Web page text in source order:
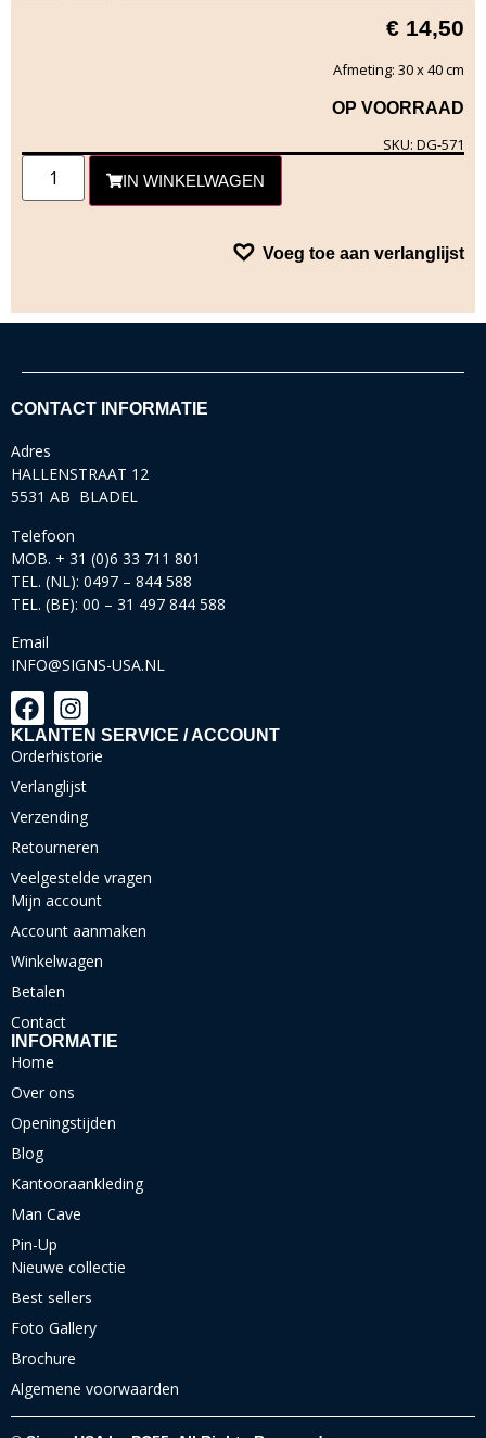
€ 14,50
Afmeting: 30 x 40 cm
OP VOORRAAD
SKU: DG-571
IN WINKELWAGEN
Voeg toe aan verlanglijst
CONTACT INFORMATIE
Adres
HALLENSTRAAT 12
5531 AB BLADEL
Telefoon
MOB. + 31 (0)6 33 711 801
TEL. (NL): 0497 – 844 588
TEL. (BE): 00 – 31 497 844 588
Email
INFO@SIGNS-USA.NL
KLANTEN SERVICE / ACCOUNT
Orderhistorie
Verlanglijst
Verzending
Retourneren
Veelgestelde vragen
Mijn account
Account aanmaken
Winkelwagen
Betalen
Contact
INFORMATIE
Home
Over ons
Openingstijden
Blog
Kantooraankleding
Man Cave
Pin-Up
Nieuwe collectie
Best sellers
Foto Gallery
Brochure
Algemene voorwaarden